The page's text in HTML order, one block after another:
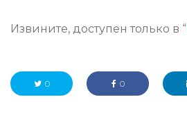
Извините, доступен только в “